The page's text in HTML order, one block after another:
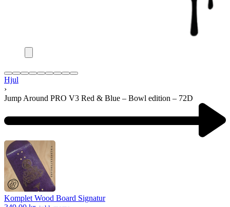
Hjul
›
Jump Around PRO V3 Red & Blue – Bowl edition – 72D
navigation
Previous
product:
Komplet Wood Board Signatur